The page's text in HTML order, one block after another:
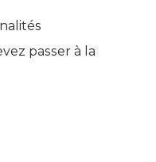
passer à la